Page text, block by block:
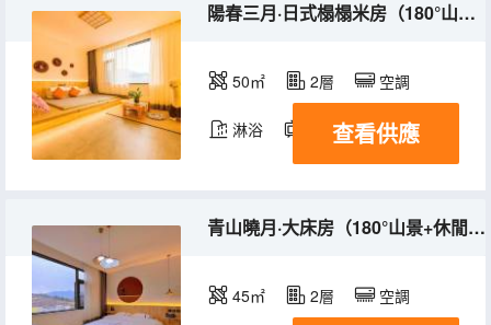
陽春三月·日式榻榻米房（180°山景+兒童玩偶+休閒茶几+乾濕分離）
50㎡ 2層 空調
淋浴 電視機
查看供應
青山曉月·大床房（180°山景+休閒茶几+乾濕分離）
45㎡ 2層 空調